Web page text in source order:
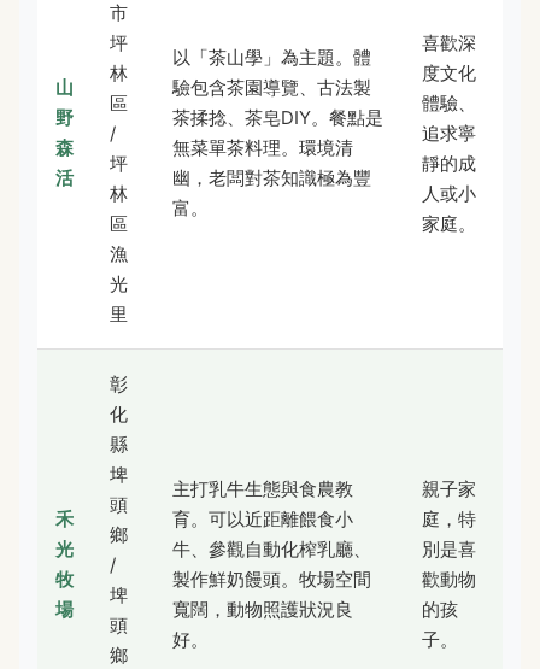
山
野
森
活
市
坪
林
區
/
坪
林
區
漁
光
里
以「茶山學」為主題。體
驗包含茶園導覽、古法製
茶揉捻、茶皂DIY。餐點是
無菜單茶料理。環境清
幽，老闆對茶知識極為豐
富。
喜歡深
度文化
體驗、
追求寧
靜的成
人或小
家庭。
禾
光
牧
場
彰
化
縣
埤
頭
鄉
/
埤
頭
鄉
主打乳牛生態與食農教
育。可以近距離餵食小
牛、參觀自動化榨乳廳、
製作鮮奶饅頭。牧場空間
寬闊，動物照護狀況良
好。
親子家
庭，特
別是喜
歡動物
的孩
子。